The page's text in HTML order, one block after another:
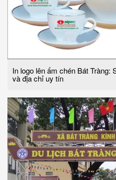
In logo lên ấm chén Bát
và địa chỉ uy tín